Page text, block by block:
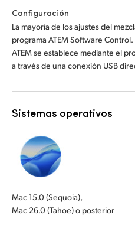
Configuración
La mayoría de los ajustes del
programa ATEM Software
ATEM se establece mediante el
a través de una conexión USB
Sistemas operativos
Mac 15.0 (Sequoia),
Mac 26.0 (Tahoe) o posterior